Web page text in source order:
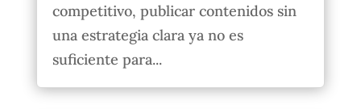
competitivo, publicar contenidos sin
una estrategia clara ya no es
suficiente para...